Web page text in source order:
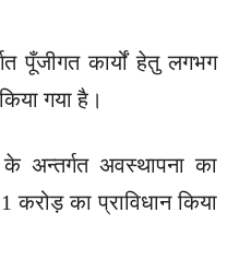
पूँजीगत कार्यों हेतु लगभग
गया है।
अन्तर्गत अवस्थापना का
का प्राविधान किया